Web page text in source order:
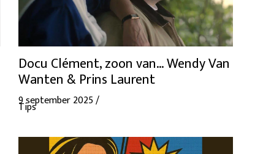
Docu Clément, zoon van… Wendy Van
Wanten & Prins Laurent
9 september 2025 /
Tips